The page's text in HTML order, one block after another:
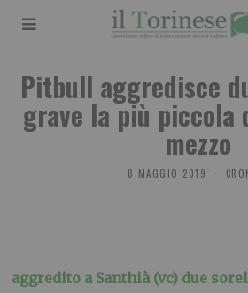
Pitbull aggredisce
grave la più piccola
mezzo
8 MAGGIO 2019
aggredito a Santhià (vc) due